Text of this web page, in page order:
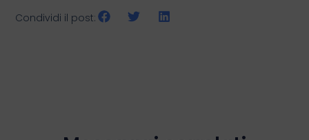
Condividi il post: